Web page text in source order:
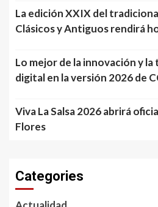
La edición XXIX del
Clásicos y Antiguos rendirá
Lo mejor de la innovación y
digital en la versión 2026 de
Viva La Salsa 2026 abrirá
Flores
Categories